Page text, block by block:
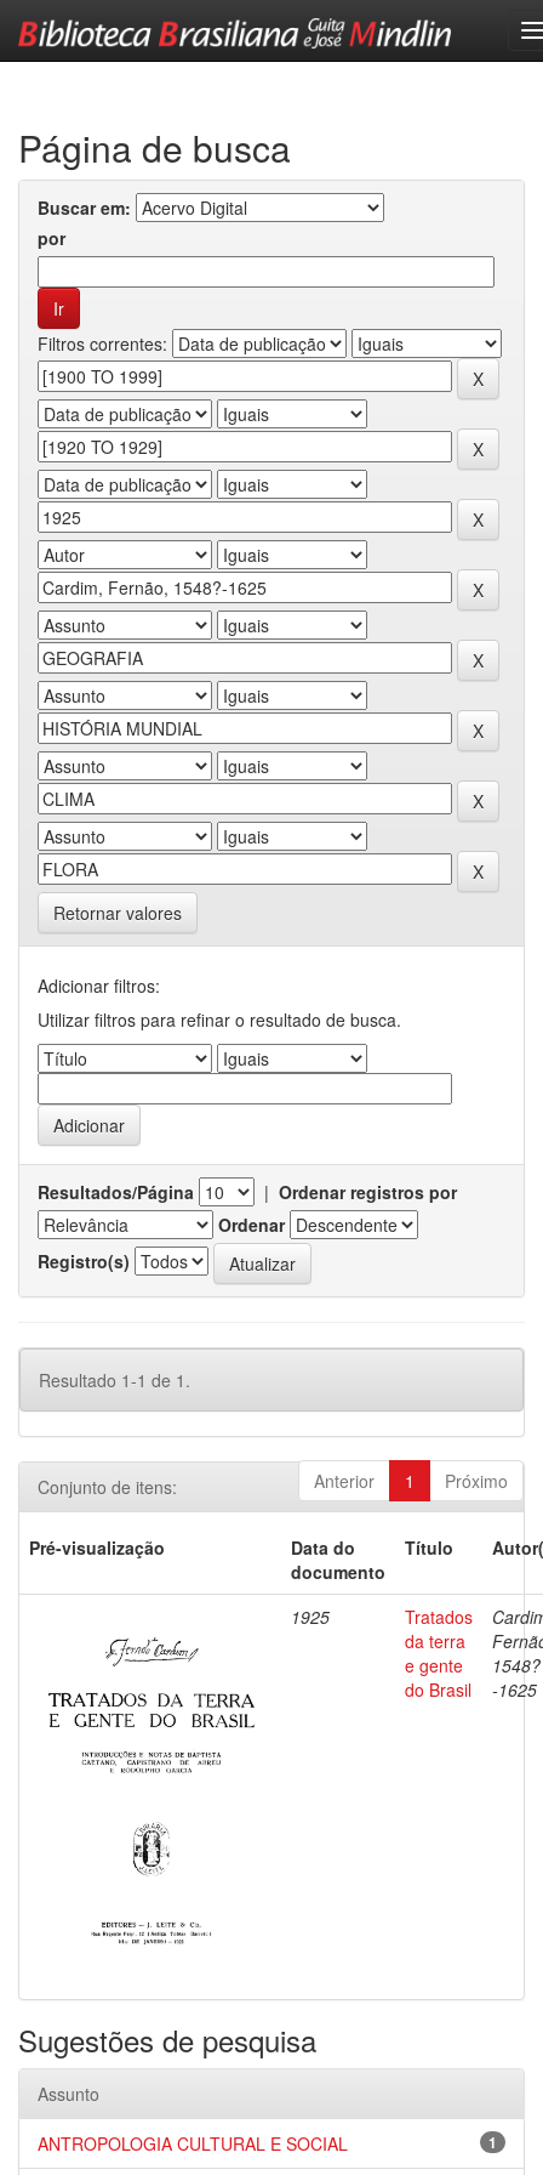
Página de busca
Buscar em:
por
Filtros correntes:
Retornar valores
Adicionar filtros:
Utilizar filtros para refinar o resultado de busca.
Resultados/Página | Ordenar registros por
Ordenar
Registro(s)
Resultado 1-1 de 1.
Anterior 1 Próximo
Conjunto de itens:
Pré-visualização
Data do
documento
Título
1925
Tratados
da terra
e gente
do Brasil
1548?
-1625
Sugestões de pesquisa
Assunto
1
ANTROPOLOGIA CULTURAL E SOCIAL